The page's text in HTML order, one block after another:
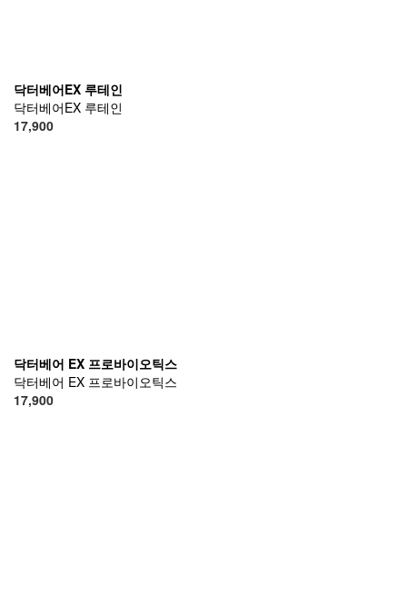
닥터베어EX 루테인
닥터베어EX 루테인
17,900
닥터베어 EX 프로바이오틱스
닥터베어 EX 프로바이오틱스
17,900